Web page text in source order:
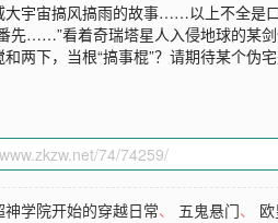
大宇宙搞风搞雨的故事……以上不全是
先……”看着奇瑞塔星人入侵地球的某
下，当根“搞事棍”？请期待某个伪宅
神学院开始的穿越日常、 五鬼悬门、